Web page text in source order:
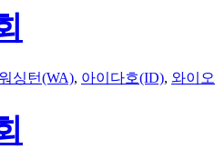
싱턴(WA), 아이다호(ID), 와이